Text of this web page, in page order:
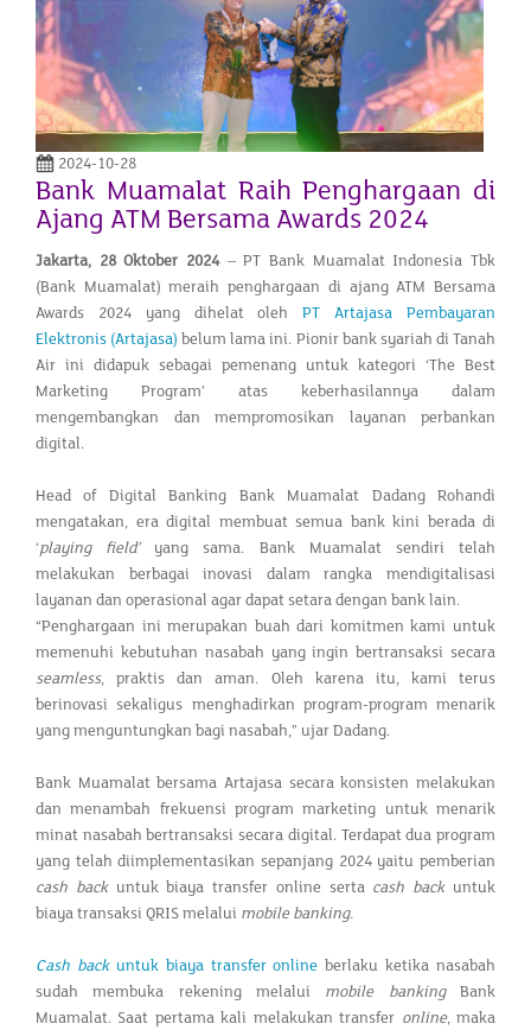
2024-10-28
Bank Muamalat Raih Penghargaan di
Ajang ATM Bersama Awards 2024
Jakarta, 28 Oktober 2024– PT Bank Muamalat Indonesia Tbk
(Bank Muamalat) meraih penghargaan di ajang ATM Bersama
Awards 2024 yang dihelat olehPT Artajasa Pembayaran
Elektronis (Artajasa) belum lama ini. Pionir bank syariah di Tanah
Air ini didapuk sebagai pemenang untuk kategori ‘The Best
Marketing Program’ atas keberhasilannya dalam
mengembangkan dan mempromosikan layanan perbankan
digital.
Head of Digital Banking Bank Muamalat Dadang Rohandi
mengatakan, era digital membuat semua bank kini berada di
‘playing field’yang sama. Bank Muamalat sendiri telah
melakukan berbagai inovasi dalam rangka mendigitalisasi
layanan dan operasional agar dapat setara dengan bank lain.
“Penghargaan ini merupakan buah dari komitmen kami untuk
memenuhi kebutuhan nasabah yang ingin bertransaksi secara
seamless, praktis dan aman. Oleh karena itu, kami terus
berinovasi sekaligus menghadirkan program-program menarik
yang menguntungkan bagi nasabah,” ujar Dadang.
Bank Muamalat bersama Artajasa secara konsisten melakukan
dan menambah frekuensi program marketing untuk menarik
minat nasabah bertransaksi secara digital. Terdapat dua program
yang telah diimplementasikan sepanjang 2024 yaitu pemberian
cash backuntuk biaya transfer online serta cash backuntuk
biaya transaksi QRIS melalui mobile banking.
Cash backuntuk biaya transfer online berlaku ketika nasabah
sudah membuka rekening melalui mobile bankingBank
Muamalat. Saat pertama kali melakukan transfer online, maka